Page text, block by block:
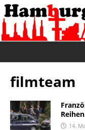
filmteam
14.